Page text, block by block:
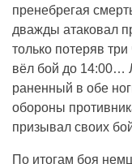
пренебрегая
дважды атаковал
только потеряв три
вёл бой до 14:00…
раненный в обе
обороны
призывал своих
По итогам боя